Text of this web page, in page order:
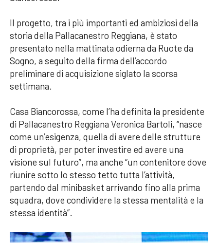
Il progetto, tra i più importanti ed ambiziosi della
storia della Pallacanestro Reggiana, è stato
presentato nella mattinata odierna da Ruote da
Sogno, a seguito della firma dell’accordo
preliminare di acquisizione siglato la scorsa
settimana.
Casa Biancorossa, come l’ha definita la presidente
di Pallacanestro Reggiana Veronica Bartoli, “nasce
come un’esigenza, quella di avere delle strutture
di proprietà, per poter investire ed avere una
visione sul futuro”, ma anche “un contenitore dove
riunire sotto lo stesso tetto tutta l’attività,
partendo dal minibasket arrivando fino alla prima
squadra, dove condividere la stessa mentalità e la
stessa identità”.